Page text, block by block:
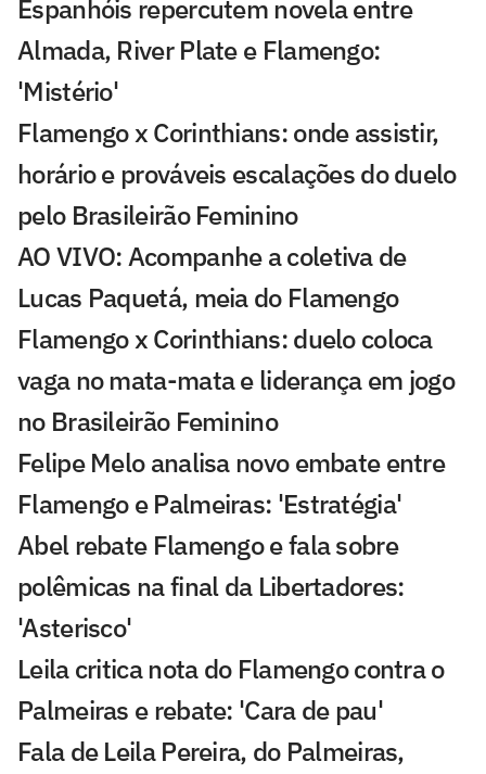
Espanhóis repercutem novela entre
Almada, River Plate e Flamengo:
'Mistério'
Flamengo x Corinthians: onde assistir,
horário e prováveis escalações do duelo
pelo Brasileirão Feminino
AO VIVO: Acompanhe a coletiva de
Lucas Paquetá, meia do Flamengo
Flamengo x Corinthians: duelo coloca
vaga no mata-mata e liderança em jogo
no Brasileirão Feminino
Felipe Melo analisa novo embate entre
Flamengo e Palmeiras: 'Estratégia'
Abel rebate Flamengo e fala sobre
polêmicas na final da Libertadores:
'Asterisco'
Leila critica nota do Flamengo contra o
Palmeiras e rebate: 'Cara de pau'
Fala de Leila Pereira, do Palmeiras,